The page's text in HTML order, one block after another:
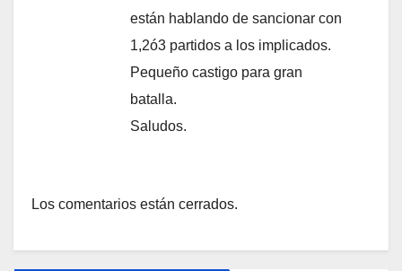
están hablando de sancionar con
1,2ó3 partidos a los implicados.
Pequeño castigo para gran
batalla.
Saludos.
Los comentarios están cerrados.